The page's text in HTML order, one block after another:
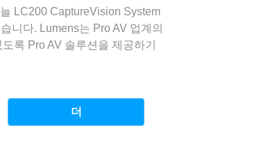
LC200 CaptureVision System
니다. Lumens는 Pro AV 업계의
록 Pro AV 솔루션을 제공하기
더